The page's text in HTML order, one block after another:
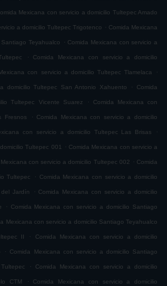
Mexicana con servicio a domicilio Tultepec Amado
a domicilio Tultepec Trigotenco . Comida Mexicana
Teyahualco . Comida Mexicana con servicio a
. Comida Mexicana con servicio a domicilio
con servicio a domicilio Tultepec Tlamelaca .
domicilio Tultepec San Antonio Xahuento . Comida
Tultepec Vicente Suarez . Comida Mexicana con
Fresnos . Comida Mexicana con servicio a domicilio
con servicio a domicilio Tultepec Las Brisas .
Tultepec 001 . Comida Mexicana con servicio a
Mexicana con servicio a domicilio Tultepec 002 . Comida
Tultepec . Comida Mexicana con servicio a domicilio
Jardín . Comida Mexicana con servicio a domicilio
. Comida Mexicana con servicio a domicilio Santiago
Mexicana con servicio a domicilio Santiago Teyahualco
II . Comida Mexicana con servicio a domicilio
. Comida Mexicana con servicio a domicilio Santiago
. Comida Mexicana con servicio a domicilio
CTM . Comida Mexicana con servicio a domicilio